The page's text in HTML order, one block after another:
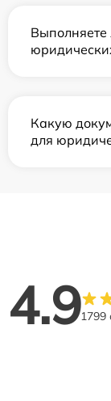
Выполняете
Какую
для
4.91799